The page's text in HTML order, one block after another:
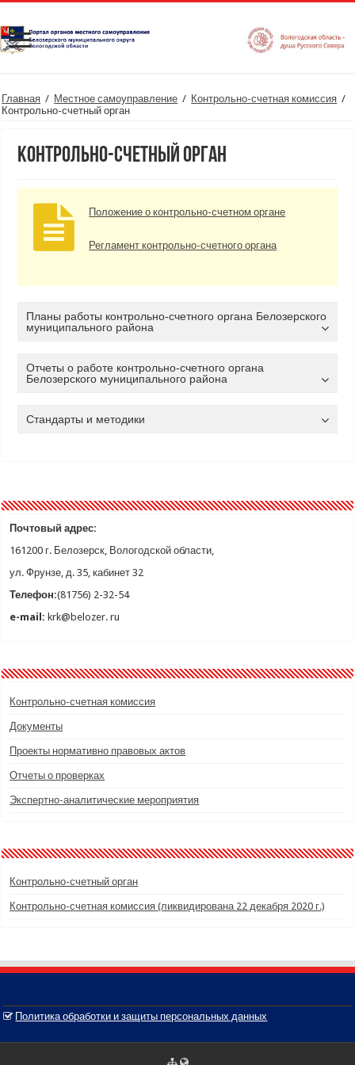
Главная / Местное самоуправление / Контрольно-счетная комиссия /
Контрольно-счетный орган
Контрольно-счетный орган
Положение о контрольно-счетном органе
Регламент контрольно-счетного органа
Планы работы контрольно-счетного органа Белозерского
муниципального района
Отчеты о работе контрольно-счетного органа
Белозерского муниципального района
Стандарты и методики
Почтовый адрес:
161200 г. Белозерск, Вологодской области,
ул. Фрунзе, д. 35, кабинет 32
Телефон:(81756) 2-32-54
e-mail: krk@belozer. ru
Контрольно-счетная комиссия
Документы
Проекты нормативно правовых актов
Отчеты о проверках
Экспертно-аналитические мероприятия
Контрольно-счетный орган
Контрольно-счетная комиссия (ликвидирована 22 декабря 2020 г.)
Политика обработки и защиты персональных данных